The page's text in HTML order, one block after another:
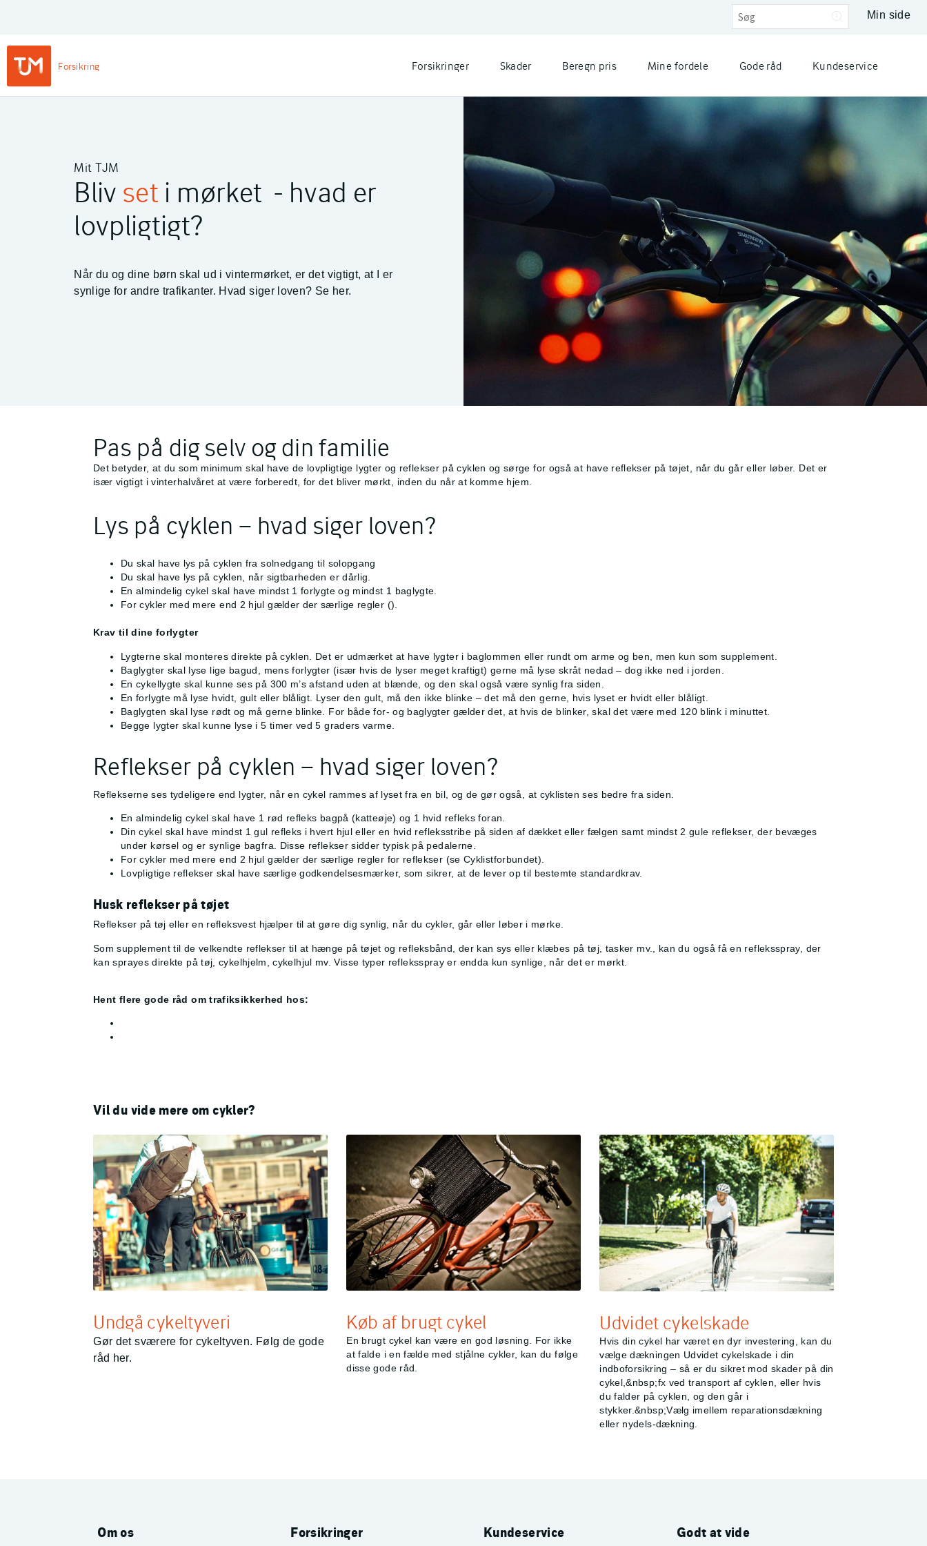
Login
Min side
Forsikring
TJM Forsikring – Gå til forside
Forsikringer Skader Beregn pris Mine fordele Gode råd Kundeservice
Mit TJM
Bliv set i mørket - hvad er
lovpligtigt?
Når du og dine børn skal ud i vintermørket, er det vigtigt, at I er
synlige for andre trafikanter. Hvad siger loven? Se her.
Pas på dig selv og din familie
Det betyder, at du som minimum skal have de lovpligtige lygter og reflekser på cyklen og sørge for også at have reflekser på tøjet, når du går eller løber. Det er
især vigtigt i vinterhalvåret at være forberedt, for det bliver mørkt, inden du når at komme hjem.
Lys på cyklen – hvad siger loven?
Du skal have lys på cyklen fra solnedgang til solopgang
Du skal have lys på cyklen, når sigtbarheden er dårlig.
En almindelig cykel skal have mindst 1 forlygte og mindst 1 baglygte.
For cykler med mere end 2 hjul gælder der særlige regler ().
Krav til dine forlygter
Lygterne skal monteres direkte på cyklen. Det er udmærket at have lygter i baglommen eller rundt om arme og ben, men kun som supplement.
Baglygter skal lyse lige bagud, mens forlygter (især hvis de lyser meget kraftigt) gerne må lyse skråt nedad – dog ikke ned i jorden.
En cykellygte skal kunne ses på 300 m’s afstand uden at blænde, og den skal også være synlig fra siden.
En forlygte må lyse hvidt, gult eller blåligt. Lyser den gult, må den ikke blinke – det må den gerne, hvis lyset er hvidt eller blåligt.
Baglygten skal lyse rødt og må gerne blinke. For både for- og baglygter gælder det, at hvis de blinker, skal det være med 120 blink i minuttet.
Begge lygter skal kunne lyse i 5 timer ved 5 graders varme.
Reflekser på cyklen – hvad siger loven?
Reflekserne ses tydeligere end lygter, når en cykel rammes af lyset fra en bil, og de gør også, at cyklisten ses bedre fra siden.
En almindelig cykel skal have 1 rød refleks bagpå (katteøje) og 1 hvid refleks foran.
Din cykel skal have mindst 1 gul refleks i hvert hjul eller en hvid refleksstribe på siden af dækket eller fælgen samt mindst 2 gule reflekser, der bevæges
under kørsel og er synlige bagfra. Disse reflekser sidder typisk på pedalerne.
For cykler med mere end 2 hjul gælder der særlige regler for reflekser (se Cyklistforbundet).
Lovpligtige reflekser skal have særlige godkendelsesmærker, som sikrer, at de lever op til bestemte standardkrav.
Husk reflekser på tøjet
Reflekser på tøj eller en refleksvest hjælper til at gøre dig synlig, når du cykler, går eller løber i mørke.
Som supplement til de velkendte reflekser til at hænge på tøjet og refleksbånd, der kan sys eller klæbes på tøj, tasker mv., kan du også få en refleksspray, der
kan sprayes direkte på tøj, cykelhjelm, cykelhjul mv. Visse typer refleksspray er endda kun synlige, når det er mørkt.
Hent flere gode råd om trafiksikkerhed hos:
Vil du vide mere om cykler?
Undgå cykeltyveri
Gør det sværere for cykeltyven. Følg de gode
råd her.
Køb af brugt cykel
En brugt cykel kan være en god løsning. For ikke
at falde i en fælde med stjålne cykler, kan du følge
disse gode råd.
Udvidet cykelskade
Hvis din cykel har været en dyr investering, kan du
vælge dækningen Udvidet cykelskade i din
indboforsikring – så er du sikret mod skader på din
cykel,&nbsp;fx ved transport af cyklen, eller hvis
du falder på cyklen, og den går i
stykker.&nbsp;Vælg imellem reparationsdækning
eller nydels-dækning.
Om os Forsikringer Kundeservice Godt at vide